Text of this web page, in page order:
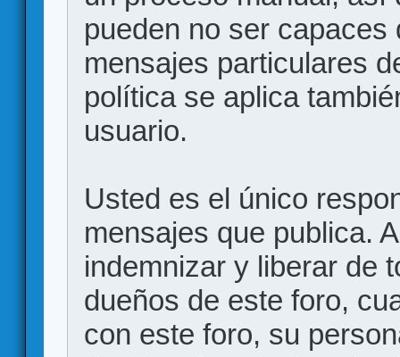
pueden no ser
mensajes particulares
política se aplica
usuario.
Usted es el único
mensajes que publica.
indemnizar y liberar de
dueños de este foro,
con este foro, su